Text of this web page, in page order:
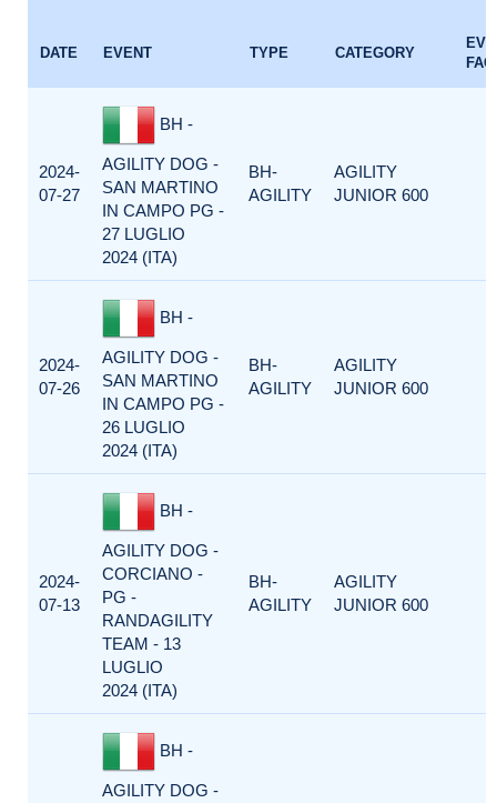
DATE EVENT TYPE CATEGORY
2024-
07-27
BH -
AGILITY DOG -
SAN MARTINO
IN CAMPO PG -
27 LUGLIO
2024 (ITA)
BH-
AGILITY
AGILITY
JUNIOR 600
2024-
07-26
BH -
AGILITY DOG -
SAN MARTINO
IN CAMPO PG -
26 LUGLIO
2024 (ITA)
BH-
AGILITY
AGILITY
JUNIOR 600
2024-
07-13
BH -
AGILITY DOG -
CORCIANO -
PG -
RANDAGILITY
TEAM - 13
LUGLIO
2024 (ITA)
BH-
AGILITY
AGILITY
JUNIOR 600
BH -
AGILITY DOG -